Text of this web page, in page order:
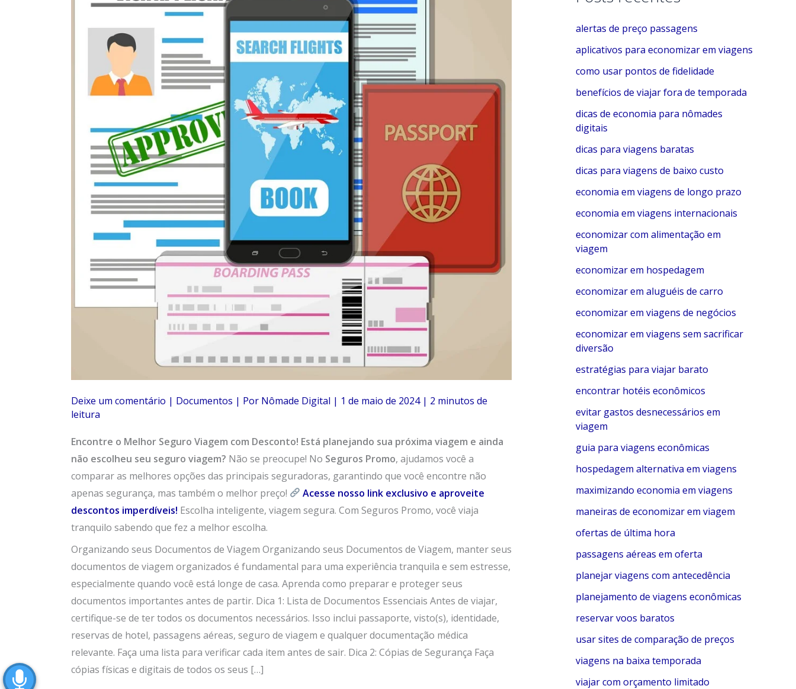
Deixe um comentário | Documentos | Por Nômade Digital | 1 de maio de 2024 | 2 minutos de
leitura
Encontre o Melhor Seguro Viagem com Desconto! Está planejando sua próxima viagem e ainda
não escolheu seu seguro viagem? Não se preocupe! No Seguros Promo, ajudamos você a
comparar as melhores opções das principais seguradoras, garantindo que você encontre não
apenas segurança, mas também o melhor preço!
Acesse nosso link exclusivo e aproveite
descontos imperdíveis! Escolha inteligente, viagem segura. Com Seguros Promo, você viaja
tranquilo sabendo que fez a melhor escolha.
Organizando seus Documentos de Viagem Organizando seus Documentos de Viagem, manter seus
documentos de viagem organizados é fundamental para uma experiência tranquila e sem estresse,
especialmente quando você está longe de casa. Aprenda como preparar e proteger seus
documentos importantes antes de partir. Dica 1: Lista de Documentos Essenciais Antes de viajar,
certifique-se de ter todos os documentos necessários. Isso inclui passaporte, visto(s), identidade,
reservas de hotel, passagens aéreas, seguro de viagem e qualquer documentação médica
relevante. Faça uma lista para verificar cada item antes de sair. Dica 2: Cópias de Segurança Faça
cópias físicas e digitais de todos os seus […]
g
o
r
i
s
alertas de preço passagens
aplicativos para economizar em viagens
como usar pontos de fidelidade
benefícios de viajar fora de temporada
dicas de economia para nômades
digitais
dicas para viagens baratas
dicas para viagens de baixo custo
economia em viagens de longo prazo
economia em viagens internacionais
economizar com alimentação em
viagem
economizar em hospedagem
economizar em aluguéis de carro
economizar em viagens de negócios
economizar em viagens sem sacrificar
diversão
estratégias para viajar barato
encontrar hotéis econômicos
evitar gastos desnecessários em
viagem
guia para viagens econômicas
hospedagem alternativa em viagens
maximizando economia em viagens
maneiras de economizar em viagem
ofertas de última hora
passagens aéreas em oferta
planejar viagens com antecedência
planejamento de viagens econômicas
reservar voos baratos
usar sites de comparação de preços
viagens na baixa temporada
viajar com orçamento limitado